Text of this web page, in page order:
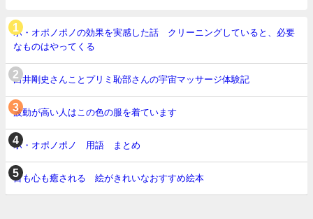
ホ・オポノポノの効果を実感した話 クリーニングしていると、必要
なものはやってくる
白井剛史さんことプリミ恥部さんの宇宙マッサージ体験記
波動が高い人はこの色の服を着ています
ホ・オポノポノ 用語 まとめ
目も心も癒される 絵がきれいなおすすめ絵本